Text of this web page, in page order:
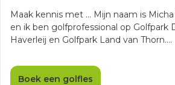
Maak kennis met ... Mijn naam is
en ik ben golfprofessional op Golfpark
Haverleij en Golfpark Land van Thorn.…
Boek een golfles